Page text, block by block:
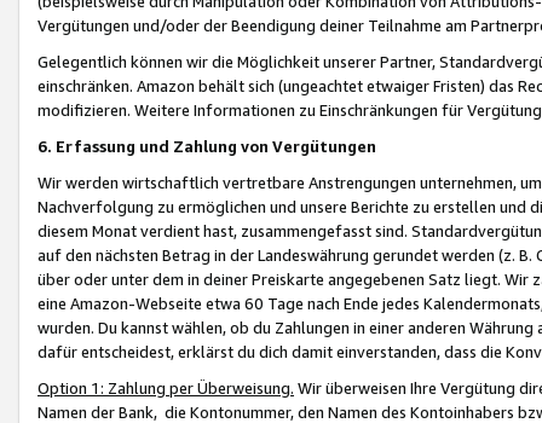
Vergütungen und/oder der Beendigung deiner Teilnahme am
Gelegentlich können wir die Möglichkeit unserer Partner,
einschränken. Amazon behält sich (ungeachtet etwaiger Fristen) das
modifizieren. Weitere Informationen zu Einschränkungen für
6. Erfassung und Zahlung von Vergütungen
Wir werden wirtschaftlich vertretbare Anstrengungen unternehmen,
Nachverfolgung zu ermöglichen und unsere Berichte zu erstellen und
diesem Monat verdient hast, zusammengefasst sind.
auf den nächsten Betrag in der Landeswährung gerundet werden (z.
über oder unter dem in deiner Preiskarte angegebenen Satz liegt.
eine Amazon-Webseite etwa 60 Tage nach Ende jedes
wurden. Du kannst wählen, ob du Zahlungen in einer anderen
dafür entscheidest, erklärst du dich damit einverstanden, dass die
Option 1: Zahlung per Überweisung. Wir überweisen Ihre Vergütung
Namen der Bank, die Kontonummer, den Namen des Kontoinhabers